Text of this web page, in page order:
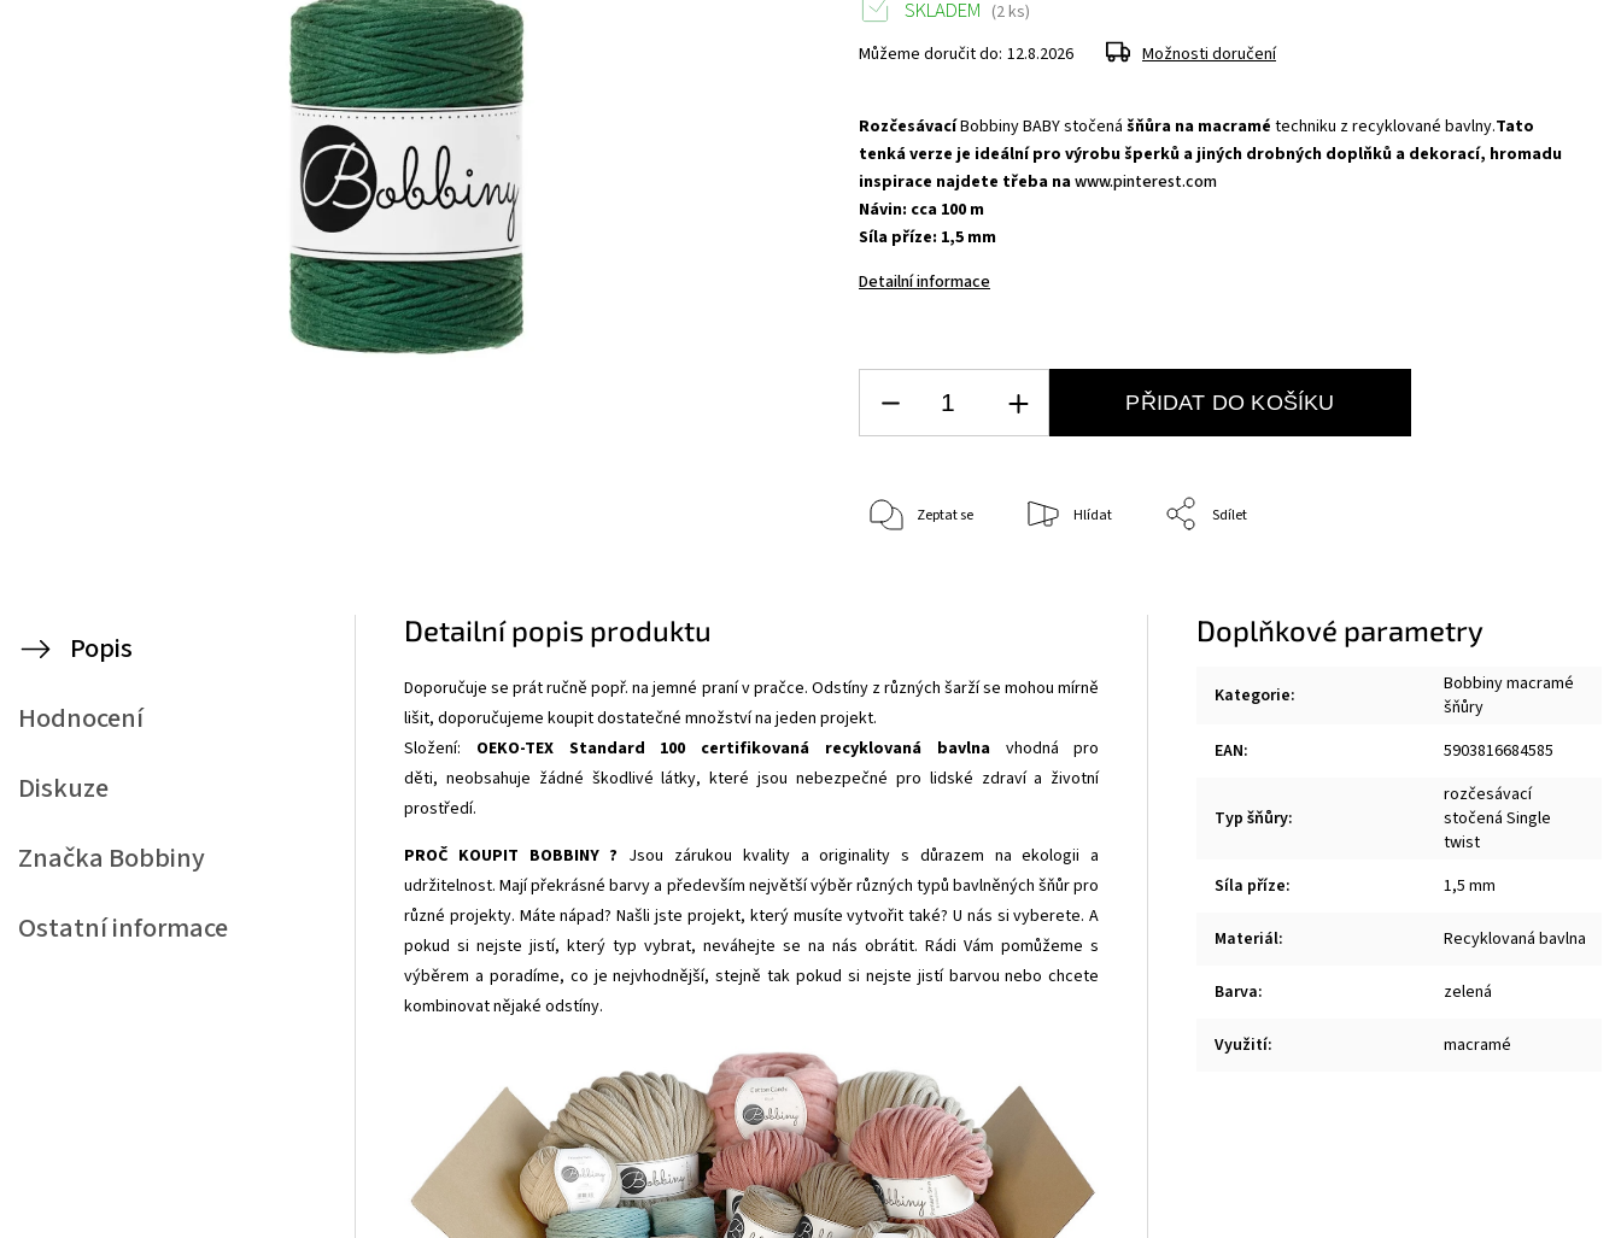
RozčesávacíBobbiny BABY stočenášňůra na macramé techniku z recyklované bavlny.Tato
tenká verze je ideální pro výrobu šperků a jiných drobných doplňků a dekorací, hromadu
inspirace najdete třeba nawww.pinterest.com
Návin: cca 100 m
Síla příze: 1,5 mm
Detailní informace
SKLADEM (2 ks)
Můžeme doručit do: 12.8.2026 Možnosti doručení
PŘIDAT DO KOŠÍKU
Zeptat se Hlídat Sdílet
Popis
Hodnocení
Diskuze
Značka Bobbiny
Ostatní informace
Detailní popis produktu
Doporučuje se prát ručně popř. na jemné praní v pračce. Odstíny z různých šarží se mohou mírně
lišit, doporučujeme koupit dostatečné množství na jeden projekt.
Složení: OEKO-TEX Standard 100 certifikovaná recyklovaná bavlnavhodná pro
děti, neobsahuje žádné škodlivé látky, které jsou nebezpečné pro lidské zdraví a životní
prostředí.
PROČ KOUPIT BOBBINY ? Jsou zárukou kvality a originality s důrazem na ekologii a
udržitelnost. Mají překrásné barvy a především největší výběr různých typů bavlněných šňůr pro
různé projekty. Máte nápad? Našli jste projekt, který musíte vytvořit také? U nás si vyberete. A
pokud si nejste jistí, který typ vybrat, neváhejte se na nás obrátit. Rádi Vám pomůžeme s
výběrem a poradíme, co je nejvhodnější, stejně tak pokud si nejste jistí barvou nebo chcete
kombinovat nějaké odstíny.
Doplňkové parametry
Kategorie:
Bobbiny macramé
šňůry
EAN: 5903816684585
Typ šňůry:
rozčesávací
stočená Single
twist
Síla příze: 1,5 mm
Materiál: Recyklovaná bavlna
Barva: zelená
Využití: macramé